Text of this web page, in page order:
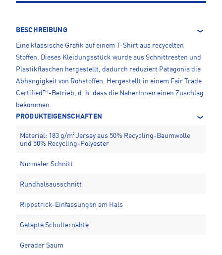
BESCHREIBUNG
Eine klassische Grafik auf einem T-Shirt aus recycelten
Stoffen. Dieses Kleidungsstück wurde aus Schnittresten und
Plastikflaschen hergestellt, dadurch reduziert Patagonia die
Abhängigkeit von Rohstoffen. Hergestellt in einem Fair Trade
Certified™-Betrieb, d. h. dass die NäherInnen einen Zuschlag
bekommen.
PRODUKTEIGENSCHAFTEN
Material: 183 g/m² Jersey aus 50% Recycling-Baumwolle
und 50% Recycling-Polyester
Normaler Schnitt
Rundhalsausschnitt
Rippstrick-Einfassungen am Hals
Getapte Schulternähte
Gerader Saum